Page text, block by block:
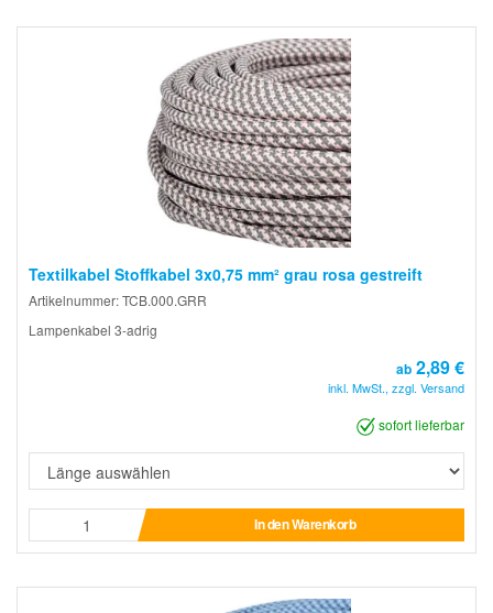
Textilkabel Stoffkabel 3x0,75 mm² grau rosa gestreift
Artikelnummer: TCB.000.GRR
Lampenkabel 3-adrig
ab 2,89 €
inkl. MwSt., zzgl. Versand
sofort lieferbar
In den Warenkorb